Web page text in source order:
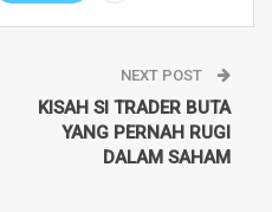
NEXT POST
KISAH SI TRADER BUTA
YANG PERNAH RUGI
DALAM SAHAM